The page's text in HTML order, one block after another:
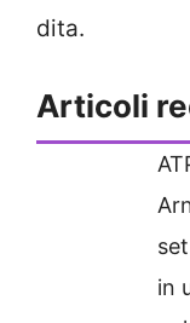
dita.
Articoli
in